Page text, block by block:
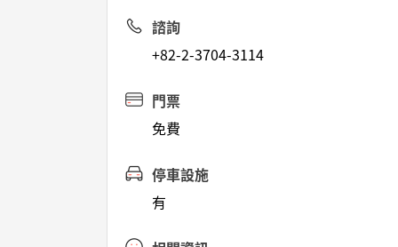
諮詢
+82-2-3704-3114
門票
免費
停車設施
有